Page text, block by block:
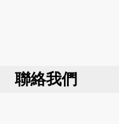
聯絡我們